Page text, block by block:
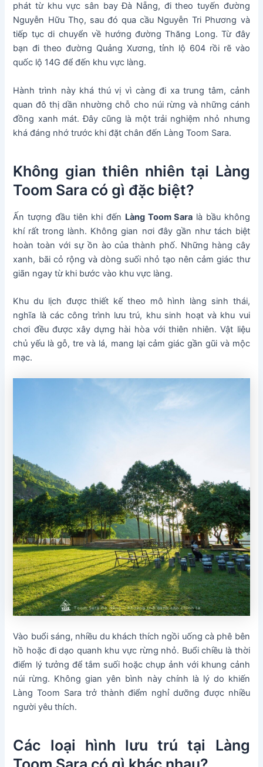
phát từ khu vực sân bay Đà Nẵng, đi theo tuyến đường
Nguyễn Hữu Thọ, sau đó qua cầu Nguyễn Tri Phương và
tiếp tục di chuyển về hướng đường Thăng Long. Từ đây
bạn đi theo đường Quảng Xương, tỉnh lộ 604 rồi rẽ vào
quốc lộ 14G để đến khu vực làng.
Hành trình này khá thú vị vì càng đi xa trung tâm, cảnh
quan đô thị dần nhường chỗ cho núi rừng và những cánh
đồng xanh mát. Đây cũng là một trải nghiệm nhỏ nhưng
khá đáng nhớ trước khi đặt chân đến Làng Toom Sara.
Không gian thiên nhiên tại Làng
Toom Sara có gì đặc biệt?
Ấn tượng đầu tiên khi đến Làng Toom Sara là bầu không
khí rất trong lành. Không gian nơi đây gần như tách biệt
hoàn toàn với sự ồn ào của thành phố. Những hàng cây
xanh, bãi cỏ rộng và dòng suối nhỏ tạo nên cảm giác thư
giãn ngay từ khi bước vào khu vực làng.
Khu du lịch được thiết kế theo mô hình làng sinh thái,
nghĩa là các công trình lưu trú, khu sinh hoạt và khu vui
chơi đều được xây dựng hài hòa với thiên nhiên. Vật liệu
chủ yếu là gỗ, tre và lá, mang lại cảm giác gần gũi và mộc
mạc.
Vào buổi sáng, nhiều du khách thích ngồi uống cà phê bên
hồ hoặc đi dạo quanh khu vực rừng nhỏ. Buổi chiều là thời
điểm lý tưởng để tắm suối hoặc chụp ảnh với khung cảnh
núi rừng. Không gian yên bình này chính là lý do khiến
Làng Toom Sara trở thành điểm nghỉ dưỡng được nhiều
người yêu thích.
Các loại hình lưu trú tại Làng